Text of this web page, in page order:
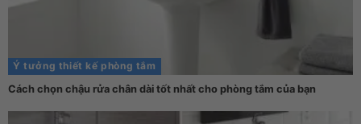
Ý tưởng thiết kế phòng tắm
Cách chọn chậu rửa chân dài tốt nhất cho phòng tắm của bạn